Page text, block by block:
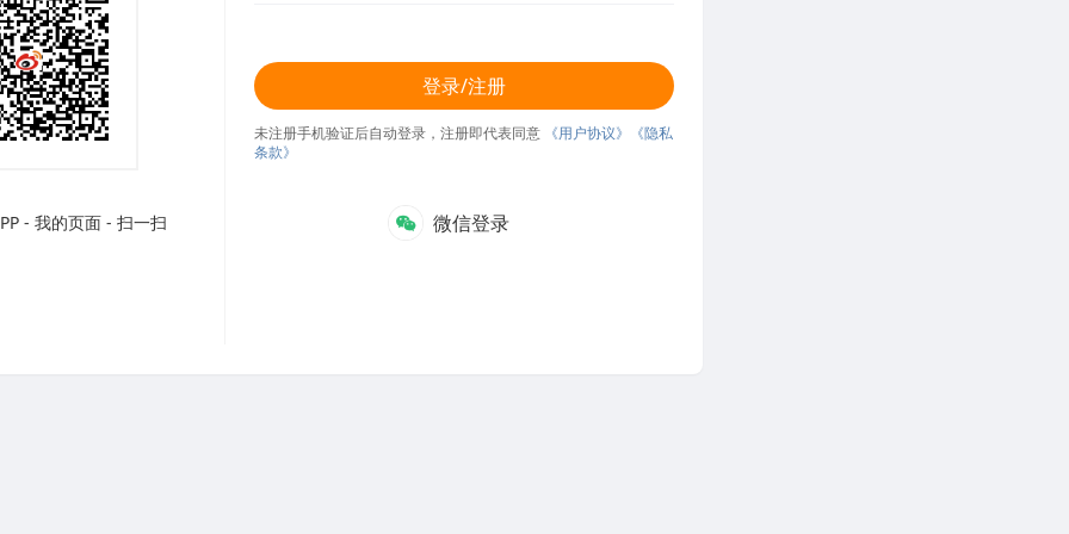
- 我的页面 - 扫一扫
登录/注册
未注册手机验证后自动登录，注册即代表同意 《用户协议》
《隐私
条款》
微信登录